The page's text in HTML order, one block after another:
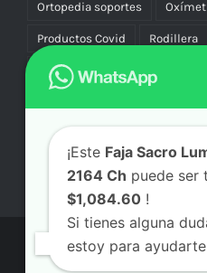
Ortopedia soportes
Productos Covid Rodillera
Uniforme Uniformes
© Copyright
¡Este Faja Sacro
2164 Ch puede ser
$1,084.60 !
Si tienes alguna
estoy para